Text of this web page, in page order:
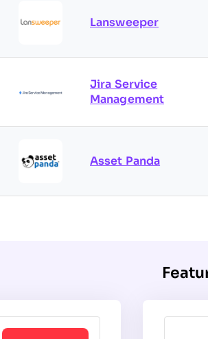
Lansweeper
Jira Service
Management
Asset Panda